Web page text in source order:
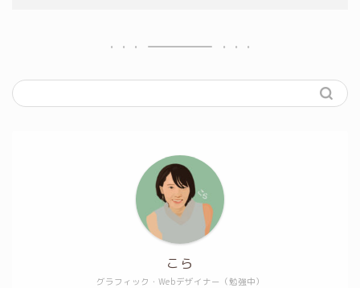
グラフィック・Webデザイナー（勉強中）
こら